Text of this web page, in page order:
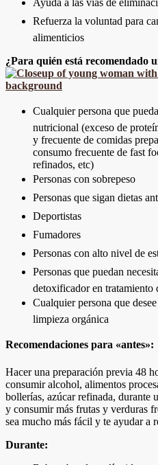
Ayuda a las vías de
Refuerza la voluntad para
alimenticios
¿Para quién está recomendado
Cualquier persona que
nutricional (exceso de
y frecuente de comidas
consumo frecuente de fast
refinados, etc)
Personas con sobrepeso
Personas que sigan dietas
Deportistas
Fumadores
Personas con alto nivel de
Personas que puedan
detoxificador en tratamiento
Cualquier persona que
limpieza orgánica
Recomendaciones para «antes»:
Hacer una preparación previa 48
consumir alcohol, alimentos
bollerías, azúcar refinada, durante
y consumir más frutas y verduras
sea mucho más fácil y te ayudar a
Durante: